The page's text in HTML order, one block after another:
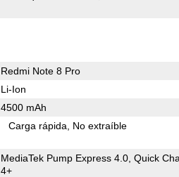
Redmi Note 8 Pro
Li-Ion
4500 mAh
Carga rápida No extraíble
MediaTek Pump Express 4.0, Quick
4+